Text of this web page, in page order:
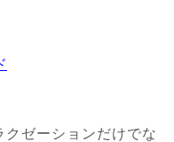
ゼーションだけでな